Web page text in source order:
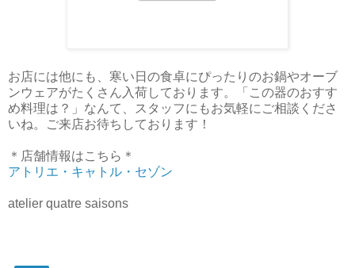
お店には他にも、寒い日の食卓にぴったりのお鍋やオーブ
ンウェアがたくさん入荷しております。「この器のおすす
め料理は？」なんて、スタッフにもお気軽にご相談くださ
いね。ご来店お待ちしております！
＊店舗情報はこちら＊
アトリエ・キャトル・セゾン
atelier quatre saisons